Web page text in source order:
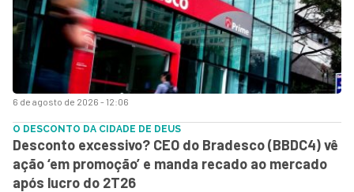
6 de agosto de 2026 - 12:06
O DESCONTO DA CIDADE DE DEUS
Desconto excessivo? CEO do Bradesco (BBDC4) vê
ação ‘em promoção’ e manda recado ao mercado
após lucro do 2T26